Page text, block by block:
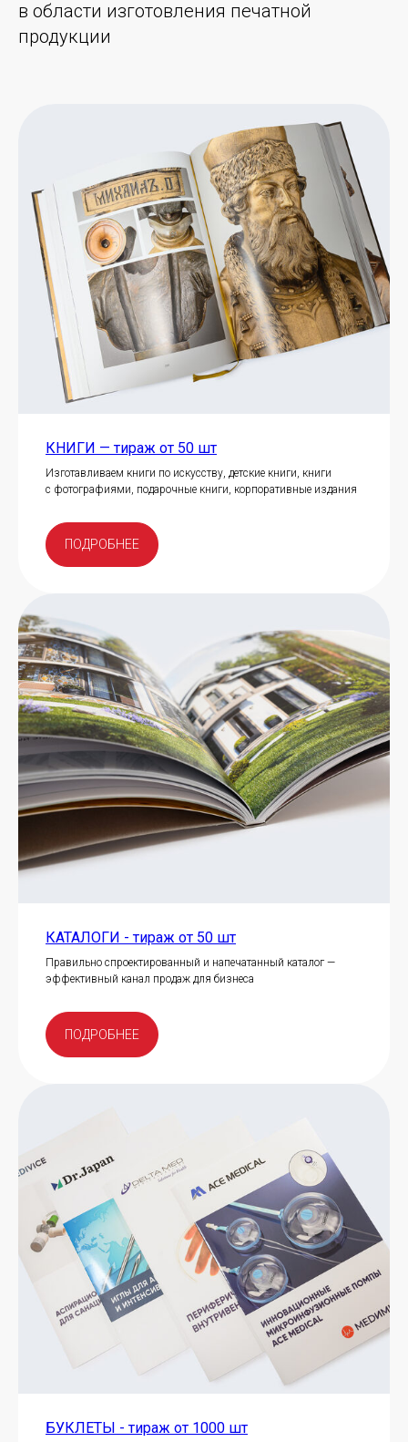
в области изготовления печатной
продукции
КНИГИ — тираж от 50 шт
Изготавливаем книги по искусству, детские книги, книги
с фотографиями, подарочные книги, корпоративные издания
ПОДРОБНЕЕ
КАТАЛОГИ - тираж от 50 шт
Правильно спроектированный и напечатанный каталог —
эффективный канал продаж для бизнеса
ПОДРОБНЕЕ
БУКЛЕТЫ - тираж от 1000 шт